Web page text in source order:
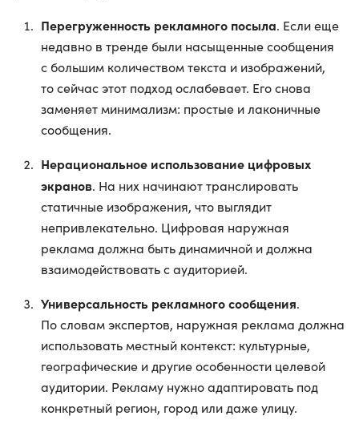
Перегруженность рекламного посыла. Если еще
недавно в тренде были насыщенные сообщения
с большим количеством текста и изображений,
то сейчас этот подход ослабевает. Его снова
заменяет минимализм: простые и лаконичные
сообщения.
Нерациональное использование цифровых
экранов. На них начинают транслировать
статичные изображения, что выглядит
непривлекательно. Цифровая наружная
реклама должна быть динамичной и должна
взаимодействовать с аудиторией.
Универсальность рекламного сообщения.
По словам экспертов, наружная реклама должна
использовать местный контекст: культурные,
географические и другие особенности целевой
аудитории. Рекламу нужно адаптировать под
конкретный регион, город или даже улицу.